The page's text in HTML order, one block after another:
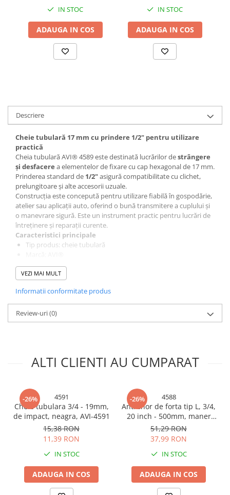
Produse ingrijire incaltaminte si
Sanitare
Accesorii baterii sanitare
Accesorii chiuvete
Sisteme filtrare instalatii
Termometre Meteo
Gradina - Gradinarit
Accesorii fierastraie cu lant
Accesorii fierastraie electrice
Accesorii irigare
Accesorii pompe de apa
Accesorii unelte gradinarit
Consumabile masini gradinarit
Foarfeci gradinarit
Gratare gradina
Ustensile Gratar
Topoare
Accesorii aparate de sudura
Accesorii compresoare
Accesorii generatoare electrice
Accesorii pistoale de lipit
Accesorii polizare si slefuire
Bomfaiere si fierastraie
Chei si truse chei
IN STOC
ADAUGA IN COS
IN STOC
ADAUGA IN COS
Descriere
Cheie tubulară 17 mm cu prindere 1/2" pentru utilizare
practică
Cheia tubulară AVI® 4589 este destinată lucrărilor destrângere
și desfacere a elementelor de fixare cu cap hexagonal de 17 mm.
Prinderea standard de 1/2"asigură compatibilitate cu clichet,
prelungitoare și alte accesorii uzuale.
Construcția este concepută pentru utilizare fiabilă în gospodărie,
atelier sau aplicații auto, oferind o bună transmitere a cuplului și
o manevrare sigură. Este un instrument practic pentru lucrări de
întreținere și reparații curente.
Caracteristici principale
Tip produs: cheie tubulară
Dimensiune: 17 mm
Prindere: 1/2"
Compatibilă cu accesorii standard 1/2"
Notă de utilizare
Utilizează cheia tubulară împreună cu accesorii compatibile și
aplică cuplul corespunzător pentru a evita deteriorarea
VEZI MAI MULT
Informatii conformitate produs
Review-uri(0)
ALTI CLIENTI AU CUMPARAT
-26% 4591
Cheie tubulara 3/4 - 19mm,
de impact, neagra, AVI-4591
15,38 RON
11,39 RON
IN STOC
ADAUGA IN COS
-26% 4588
Antrenor de forta tip L, 3/4,
20 inch - 500mm, maner
cheie de forta pentru
tubulare, CR-V, AVI-4588
51,29 RON
37,99 RON
IN STOC
ADAUGA IN COS